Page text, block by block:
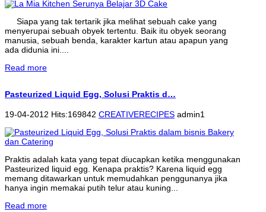
Siapa yang tak tertarik jika melihat sebuah cake yang
menyerupai sebuah obyek tertentu. Baik itu obyek seorang
manusia, sebuah benda, karakter kartun atau apapun yang
ada didunia ini....
Read more
Pasteurized Liquid Egg, Solusi Praktis d…
19-04-2012 Hits:169842 CREATIVERECIPES admin1
Praktis adalah kata yang tepat diucapkan ketika menggunakan
Pasteurized liquid egg. Kenapa praktis? Karena liquid egg
memang ditawarkan untuk memudahkan penggunanya jika
hanya ingin memakai putih telur atau kuning...
Read more